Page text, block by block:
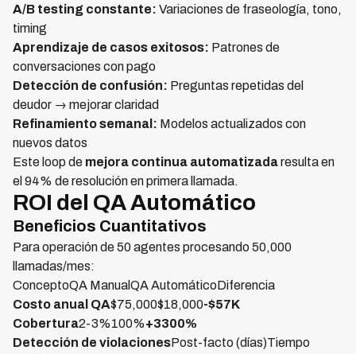
A/B testing constante: Variaciones de fraseología, tono,
timing
Aprendizaje de casos exitosos: Patrones de
conversaciones con pago
Detección de confusión: Preguntas repetidas del
deudor → mejorar claridad
Refinamiento semanal: Modelos actualizados con
nuevos datos
Este loop de mejora continua automatizadaresulta en
el 94% de resolución en primera llamada.
ROI del QA Automático
Beneficios Cuantitativos
Para operación de 50 agentes procesando 50,000
llamadas/mes:
ConceptoQA ManualQA AutomáticoDiferencia
Costo anual QA$75,000$18,000-$57K
Cobertura2-3%100%+3300%
Detección de violacionesPost-facto (días)Tiempo